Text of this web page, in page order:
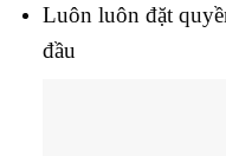
Luôn luôn đặt
đầu